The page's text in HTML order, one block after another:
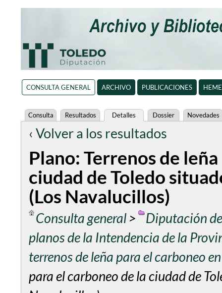
CONSULTA GENERAL ARCHIVO PUBLICACIONES
Consulta Resultados Detalles Dossier Novedades
‹ Volver a los resultados
Plano: Terrenos de
ciudad de Toledo
(Los Navalucillos)
Consulta general>
Diputación
planos de la Intendencia de la
terrenos de leña para el carboneo
para el carboneo de la ciudad de